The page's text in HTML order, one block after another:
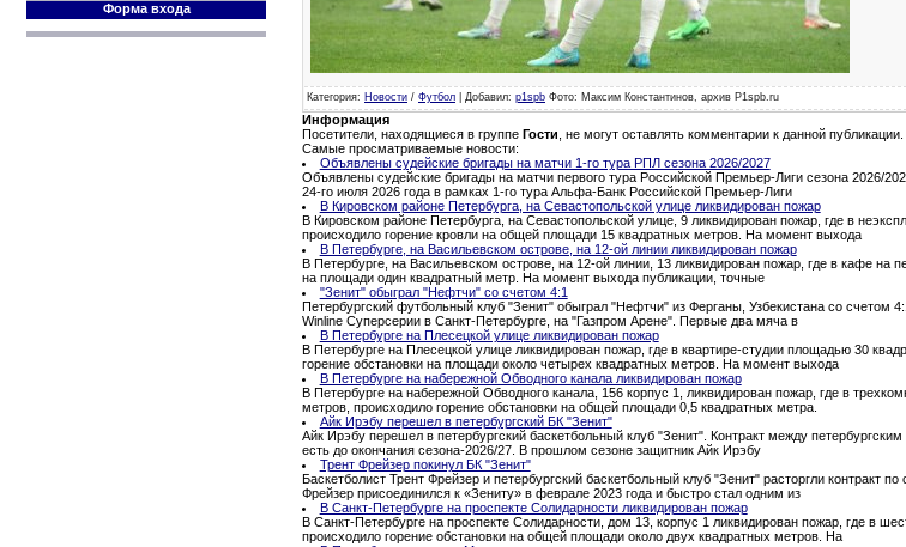
Форма входа
Категория: Новости / Футбол Добавил: p1spb Фото: Максим Константинов, архив P1spb.ru
Информация
Посетители, находящиеся в группе Гости , не могут оставлять комментарии к данной публикации.
Самые просматриваемые новости:
Объявлены судейские бригады на матчи 1-го тура РПЛ сезона 2026/2027
Объявлены судейские бригады на матчи первого тура Российской Премьер-Лиги сезона 2026/
24-го июля 2026 года в рамках 1-го тура Альфа-Банк Российской Премьер-Лиги
В Кировском районе Петербурга, на Севастопольской улице ликвидирован пожар
В Кировском районе Петербурга, на Севастопольской улице, 9 ликвидирован пожар, где в
происходило горение кровли на общей площади 15 квадратных метров. На момент выхода
В Петербурге, на Васильевском острове, на 12-ой линии ликвидирован пожар
В Петербурге, на Васильевском острове, на 12-ой линии, 13 ликвидирован пожар, где в кафе на
на площади один квадратный метр. На момент выхода публикации, точные
"Зенит" обыграл "Нефтчи" со счетом 4:1
Петербургский футбольный клуб "Зенит" обыграл "Нефтчи" из Ферганы, Узбекистана со счетом
Winline Суперсерии в Санкт-Петербурге, на "Газпром Арене". Первые два мяча в
В Петербурге на Плесецкой улице ликвидирован пожар
В Петербурге на Плесецкой улице ликвидирован пожар, где в квартире-студии площадью 30
горение обстановки на площади около четырех квадратных метров. На момент выхода
В Петербурге на набережной Обводного канала ликвидирован пожар
В Петербурге на набережной Обводного канала, 156 корпус 1, ликвидирован пожар, где в
метров, происходило горение обстановки на общей площади 0,5 квадратных метра.
Айк Ирэбу перешел в петербургский БК "Зенит"
Айк Ирэбу перешел в петербургский баскетбольный клуб "Зенит". Контракт между
есть до окончания сезона-2026/27. В прошлом сезоне защитник Айк Ирэбу
Трент Фрейзер покинул БК "Зенит"
Баскетболист Трент Фрейзер и петербургский баскетбольный клуб "Зенит" расторгли контракт
Фрейзер присоединился к «Зениту» в феврале 2023 года и быстро стал одним из
В Санкт-Петербурге на проспекте Солидарности ликвидирован пожар
В Санкт-Петербурге на проспекте Солидарности, дом 13, корпус 1 ликвидирован пожар, где в
происходило горение обстановки на общей площади около двух квадратных метров. На